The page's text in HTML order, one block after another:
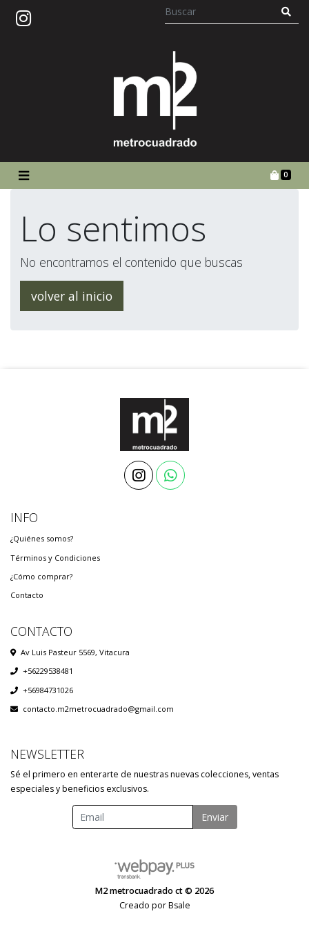
0
Lo sentimos
No encontramos el contenido que buscas
volver al inicio
INFO
¿Quiénes somos?
Términos y Condiciones
¿Cómo comprar?
Contacto
CONTACTO
Av Luis Pasteur 5569, Vitacura
+56229538481
+56984731026
contacto.m2metrocuadrado@gmail.com
NEWSLETTER
Sé el primero en enterarte de nuestras nuevas colecciones, ventas
especiales y beneficios exclusivos.
Enviar
M2 metrocuadrado ct © 2026
Creado porBsale